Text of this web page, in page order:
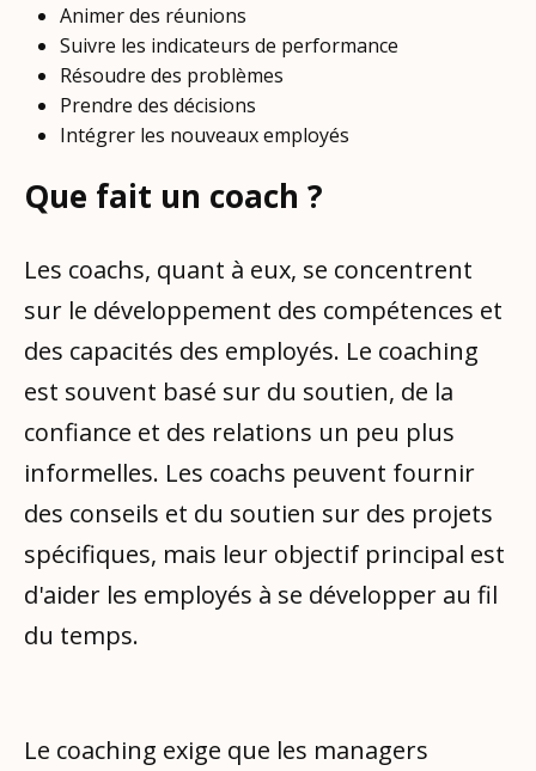
Animer des réunions
Suivre les indicateurs de performance
Résoudre des problèmes
Prendre des décisions
Intégrer les nouveaux employés
Que fait un coach ?
Les coachs, quant à eux, se concentrent
sur le développement des compétences et
des capacités des employés. Le coaching
est souvent basé sur du soutien, de la
confiance et des relations un peu plus
informelles. Les coachs peuvent fournir
des conseils et du soutien sur des projets
spécifiques, mais leur objectif principal est
d'aider les employés à se développer au fil
du temps.
Le coaching exige que les managers